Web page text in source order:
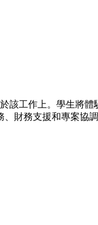
該工作上。學生將
財務支援和專案協調